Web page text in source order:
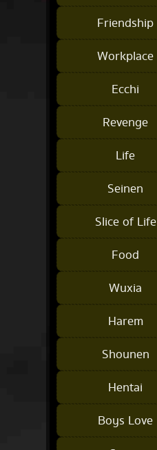
Friendship
Workplace
Ecchi
Revenge
Life
Seinen
Slice of Life
Food
Wuxia
Harem
Shounen
Hentai
Boys Love